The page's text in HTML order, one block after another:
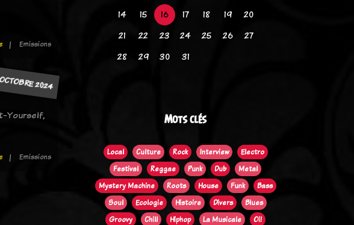
Emissions
2024
Yourself,
Emissions
14
15 16 17 18 19
20
21
22 23 24 25 26
27
28
29 30 31
Mots clés
Local Culture Rock Interview
Electro
Festival
Reggae Punk Dub
Metal
Mystery Machine
Roots House Funk
Bass
Soul
Ecologie Histoire Divers
Blues
Groovy
Chill Hiphop La Musicale
Oi!